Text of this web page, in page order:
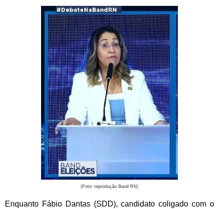
(Foto: reprodução Band RN)
Enquanto Fábio Dantas (SDD), candidato coligado com o